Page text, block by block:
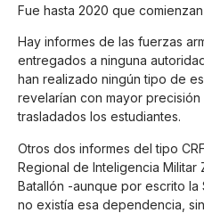
Fue hasta 2020 que
Hay informes de las fuerzas
entregados a ninguna
han realizado ningún tipo de
revelarían con mayor
trasladados los estudiantes.
Otros dos informes del tipo
Regional de Inteligencia Militar
Batallón -aunque por escrito
no existía esa dependencia,